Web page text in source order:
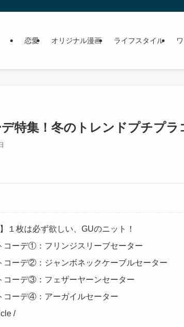
恋愛 オリジナル漫画 ライフスタイル
特集！冬のトレンドプチプラ
１枚は必ず欲しい、GUのニット！
コーデ①：フリンジスリーブセーター
コーデ②：ジャンボネックケーブルセーター
コーデ③：フェザーヤーンセーター
コーデ④：アーガイルセーター
/